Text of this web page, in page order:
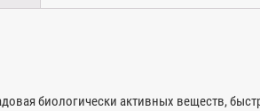
биологически активных веществ,